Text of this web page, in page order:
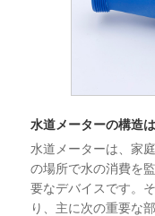
水道メーターの構造
水道メーターは、家
の場所で水の消費を
要なデバイスです。
り、主に次の重要な